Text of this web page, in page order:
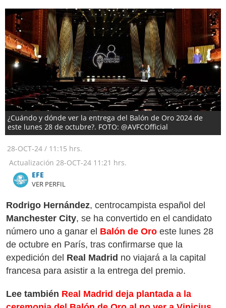
¿Cuándo y dónde ver la entrega del Balón de Oro 2024 de
este lunes 28 de octubre?. FOTO: @AVFCOfficial
28-OCT-24 / 11:15 hrs.
Actualización 28-OCT-24 11:21 hrs.
​​​​​​​EFE
VER PERFIL
Rodrigo Hernández, centrocampista español del
Manchester City, se ha convertido en el candidato
número uno a ganar el Balón de Oro este lunes 28
de octubre en París, tras confirmarse que la
expedición del Real Madrid no viajará a la capital
francesa para asistir a la entrega del premio.
Lee también Real Madrid deja plantada a la